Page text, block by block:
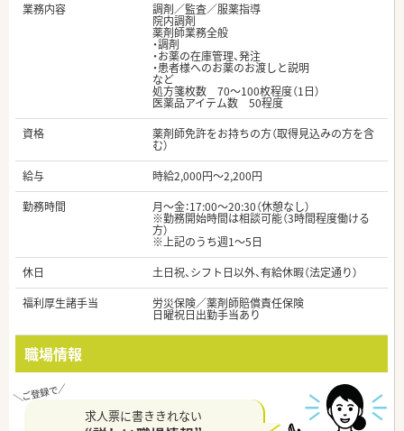
業務内容
調剤／監査／服薬指導
院内調剤
薬剤師業務全般
・調剤
・お薬の在庫管理、発注
・患者様へのお薬のお渡しと説明
など
処方箋枚数 70～100枚程度（1日）
医薬品アイテム数 50程度
資格
薬剤師免許をお持ちの方（取得見込みの方を含
む）
給与
時給2,000円～2,200円
勤務時間
月～金：17:00～20:30（休憩なし）
※勤務開始時間は相談可能（3時間程度働ける
方）
※上記のうち週1～5日
休日
土日祝、シフト日以外、有給休暇（法定通り）
福利厚生諸手当
労災保険／薬剤師賠償責任保険
日曜祝日出勤手当あり
職場情報
求人票に書ききれない